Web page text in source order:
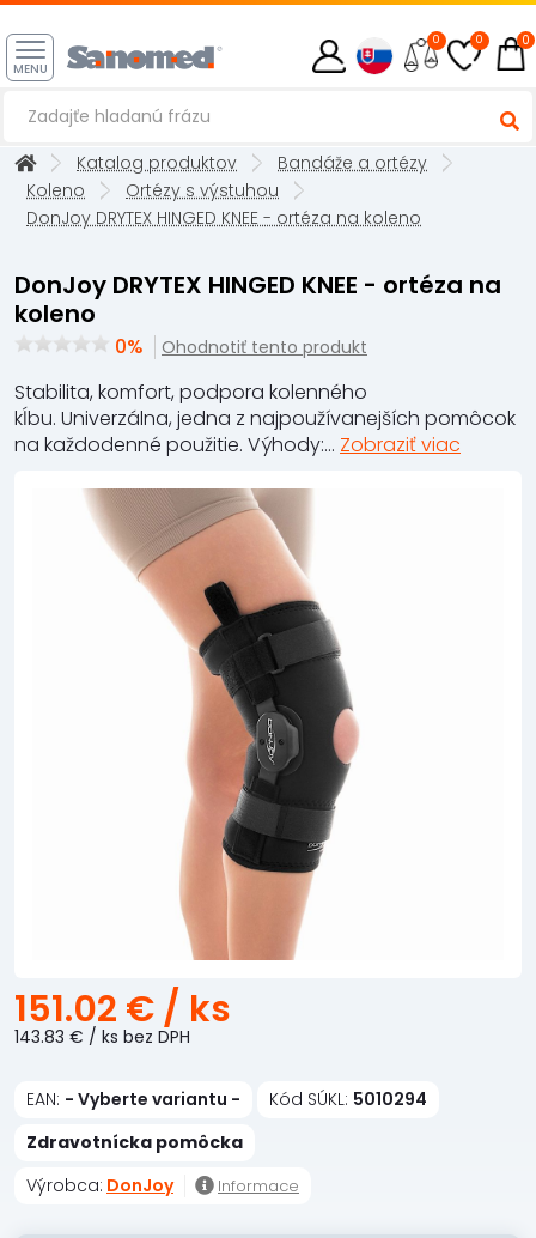
MENU
0 0 0
Katalog produktov
Bandáže a ortézy
Koleno
Ortézy s výstuhou
DonJoy DRYTEX HINGED KNEE - ortéza na koleno
DonJoy DRYTEX HINGED KNEE - ortéza na
koleno
0% Ohodnotiť tento produkt
Stabilita, komfort, podpora kolenného
kĺbu. Univerzálna, jedna z najpoužívanejších pomôcok
na každodenné použitie. Výhody:... Zobraziť viac
151.02 € / ks
143.83 € / ks bez DPH
EAN: - Vyberte variantu - Kód SÚKL: 5010294
Zdravotnícka pomôcka
Výrobca: DonJoy Informace